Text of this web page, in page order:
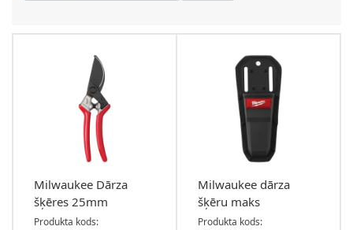
Milwaukee Dārza
šķēres 25mm
Produkta kods:
Milwaukee dārza
šķēru maks
Produkta kods: